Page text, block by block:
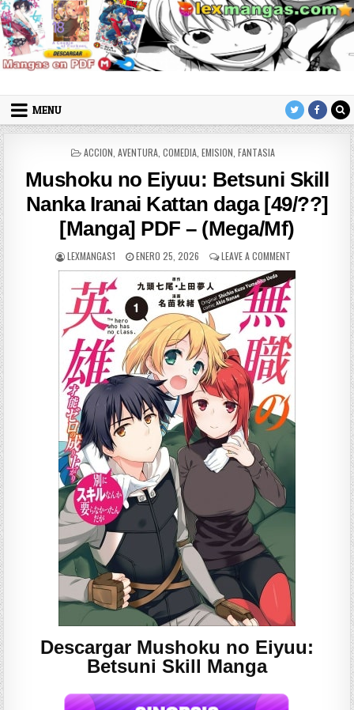
Skip to content
LexMangas
MENU
POSTED IN
ACCION AVENTURA COMEDIA EMISION FANTASIA
Mushoku no Eiyuu: Betsuni Skill
Nanka Iranai Kattan daga [49/??]
[Manga] PDF – (Mega/Mf)
AUTHOR:
LEXMANGAS1 PUBLISHED DATE:
ENERO 25, 2026 LEAVE A COMMENT ON MUSHOKU
Descargar Mushoku no Eiyuu:
Betsuni Skill Manga